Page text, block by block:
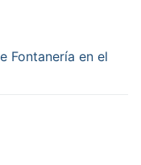
Fontanería en el